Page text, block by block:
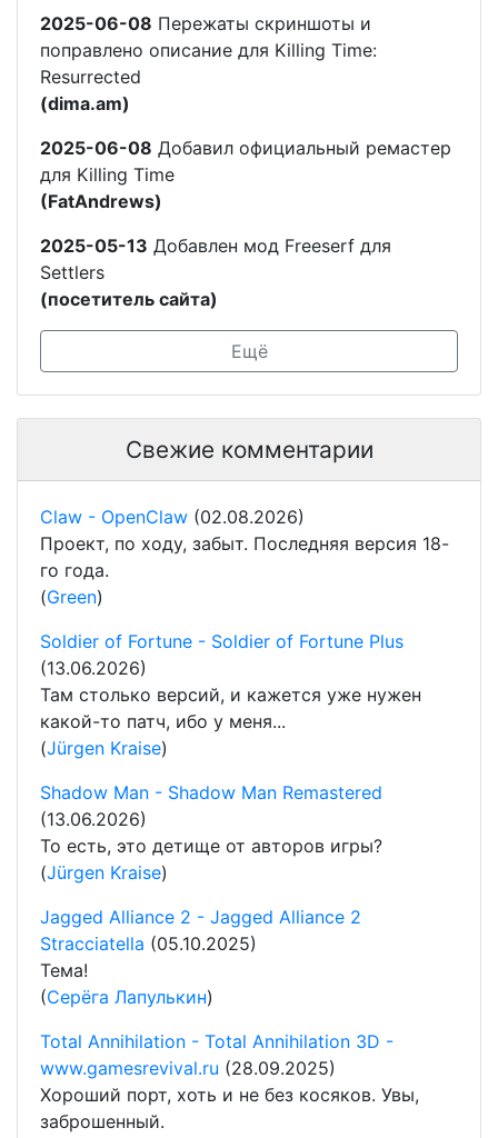
2025-06-08 Пережаты скриншоты и
поправлено описание для Killing Time:
Resurrected
(dima.am)
2025-06-08 Добавил официальный ремастер
для Killing Time
(FatAndrews)
2025-05-13 Добавлен мод Freeserf для
Settlers
(посетитель сайта)
Ещё
Свежие комментарии
Claw - OpenClaw (02.08.2026)
Проект, по ходу, забыт. Последняя версия 18-
го года.
(Green)
Soldier of Fortune - Soldier of Fortune Plus
(13.06.2026)
Там столько версий, и кажется уже нужен
какой-то патч, ибо у меня...
(Jürgen Kraise)
Shadow Man - Shadow Man Remastered
(13.06.2026)
То есть, это детище от авторов игры?
(Jürgen Kraise)
Jagged Alliance 2 - Jagged Alliance 2
Stracciatella (05.10.2025)
Тема!
(Серёга Лапулькин)
Total Annihilation - Total Annihilation 3D -
www.gamesrevival.ru (28.09.2025)
Хороший порт, хоть и не без косяков. Увы,
заброшенный.